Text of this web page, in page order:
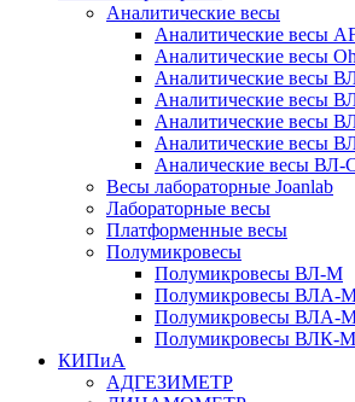
Аналитические весы
Аналитические весы
Аналитические весы
Аналитические весы
Аналитические весы
Аналитические весы
Аналитические весы
Аналические весы ВЛ-
Весы лабораторные Joanlab
Лабораторные весы
Платформенные весы
Полумикровесы
Полумикровесы ВЛ-М
Полумикровесы ВЛА-
Полумикровесы ВЛА-
Полумикровесы ВЛК-
КИПиА
АДГЕЗИМЕТР